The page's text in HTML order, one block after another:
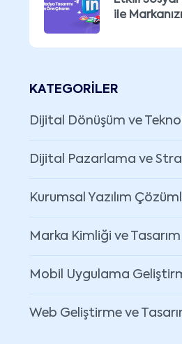
ile Markanızı
KATEGORILER
Dijital Dönüşüm ve
Dijital Pazarlama ve
Kurumsal Yazılım
Marka Kimliği ve Tasarım
Mobil Uygulama
Web Geliştirme ve